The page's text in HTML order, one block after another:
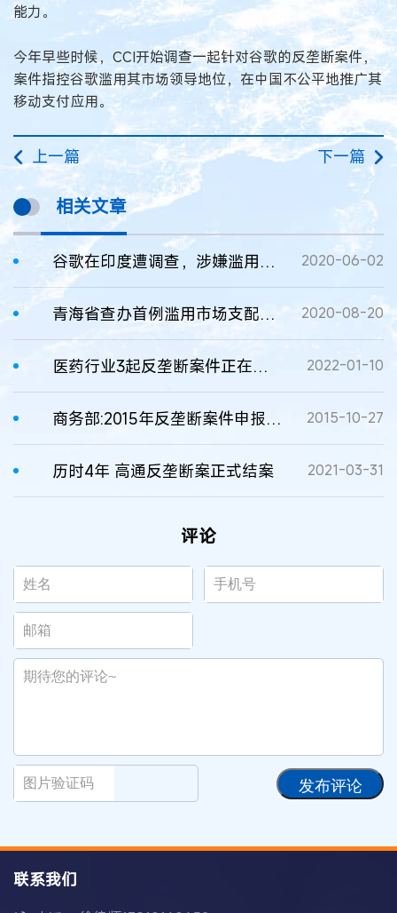
能力。
今年早些时候，CCI开始调查一起针对谷歌的反垄断案件，
案件指控谷歌滥用其市场领导地位，在中国不公平地推广其
移动支付应用。
上一篇 下一篇
相关文章
谷歌在印度遭调查，涉嫌滥用垄断地位推广Google Pay 2020-06-02
青海省查办首例滥用市场支配地位垄断案件 2020-08-20
医药行业3起反垄断案件正在查办 2022-01-10
商务部:2015年反垄断案件申报数大增 2015-10-27
历时4年 高通反垄断案正式结案 2021-03-31
评论
发布评论
联系我们